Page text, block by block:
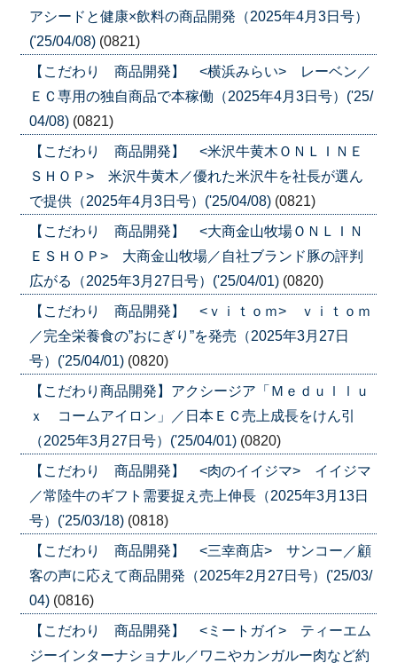
アシードと健康×飲料の商品開発（2025年4月3日号）
('25/04/08) (0821)
【こだわり 商品開発】 <横浜みらい> レーベン／
ＥＣ専用の独自商品で本稼働（2025年4月3日号）('25/
04/08) (0821)
【こだわり 商品開発】 <米沢牛黄木ＯＮＬＩＮＥ
ＳＨＯＰ> 米沢牛黄木／優れた米沢牛を社長が選ん
で提供（2025年4月3日号）('25/04/08) (0821)
【こだわり 商品開発】 <大商金山牧場ＯＮＬＩＮ
ＥＳＨＯＰ> 大商金山牧場／自社ブランド豚の評判
広がる（2025年3月27日号）('25/04/01) (0820)
【こだわり 商品開発】 <ｖｉｔｏｍ> ｖｉｔｏｍ
／完全栄養食の”おにぎり”を発売（2025年3月27日
号）('25/04/01) (0820)
【こだわり商品開発】アクシージア「Ｍｅｄｕｌｌｕ
ｘ コームアイロン」／日本ＥＣ売上成長をけん引
（2025年3月27日号）('25/04/01) (0820)
【こだわり 商品開発】 <肉のイイジマ> イイジマ
／常陸牛のギフト需要捉え売上伸長（2025年3月13日
号）('25/03/18) (0818)
【こだわり 商品開発】 <三幸商店> サンコー／顧
客の声に応えて商品開発（2025年2月27日号）('25/03/
04) (0816)
【こだわり 商品開発】 <ミートガイ> ティーエム
ジーインターナショナル／ワニやカンガルー肉など約